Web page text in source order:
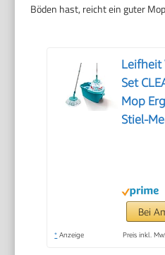
Böden hast, reicht ein guter
Leifheit
Set
Mop
Stiel-
Bei
* Anzeige Preis inkl.